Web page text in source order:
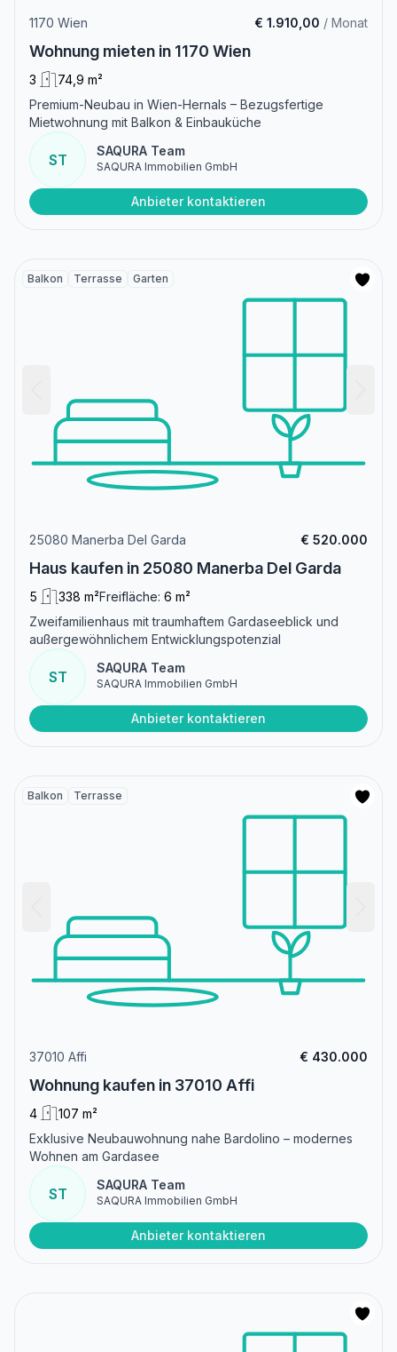
1170 Wien € 1.910,00 / Monat
Wohnung mieten in 1170 Wien
3
74,9 m²
Premium-Neubau in Wien-Hernals – Bezugsfertige
Mietwohnung mit Balkon & Einbauküche
ST
SAQURA Team
SAQURA Immobilien GmbH
Anbieter kontaktieren
Balkon Terrasse Garten
25080 Manerba Del Garda € 520.000
Haus kaufen in 25080 Manerba Del Garda
5 338 m²Freifläche: 6 m²
Zweifamilienhaus mit traumhaftem Gardaseeblick und
außergewöhnlichem Entwicklungspotenzial
ST
SAQURA Team
SAQURA Immobilien GmbH
Anbieter kontaktieren
Balkon Terrasse
37010 Affi € 430.000
Wohnung kaufen in 37010 Affi
4
107 m²
Exklusive Neubauwohnung nahe Bardolino – modernes
Wohnen am Gardasee
ST
SAQURA Team
SAQURA Immobilien GmbH
Anbieter kontaktieren